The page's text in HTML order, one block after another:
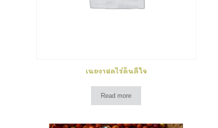
เนยงาสดไร่ดินดีใจ
Read more